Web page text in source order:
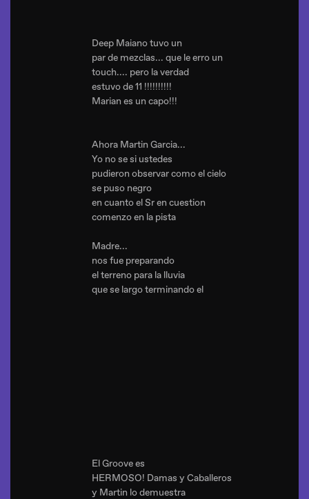
Deep Maiano tuvo un
par de mezclas... que le erro un
touch.... pero la verdad
estuvo de 11 !!!!!!!!!!
Marian es un capo!!!
Ahora Martin Garcia...
Yo no se si ustedes
pudieron observar como el cielo
se puso negro
en cuanto el Sr en cuestion
comenzo en la pista
Madre...
nos fue preparando
el terreno para la lluvia
que se largo terminando el
El Groove es
HERMOSO! Damas y Caballeros
y Martin lo demuestra